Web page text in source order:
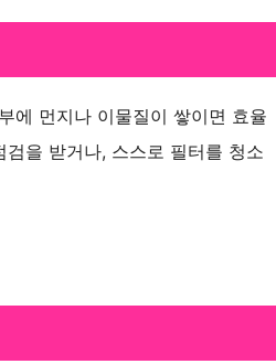
에 먼지나 이물질이 쌓이면 효율
을 받거나, 스스로 필터를 청소